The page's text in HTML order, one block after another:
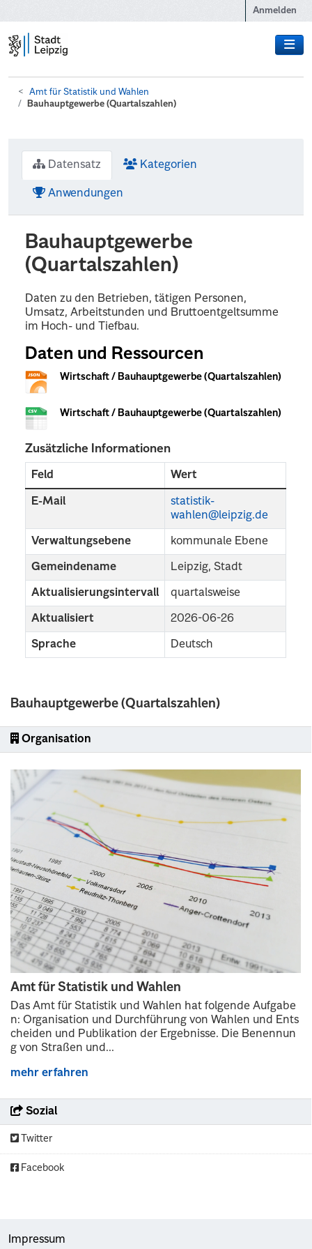
Anmelden
Amt für Statistik und Wahlen
Bauhauptgewerbe (Quartalszahlen)
Bauhauptgewerbe (Quartalszahlen)
Organisation
Amt für Statistik und Wahlen
Das Amt für Statistik und Wahlen hat folgende Aufgabe
n: Organisation und Durchführung von Wahlen und Ents
cheiden und Publikation der Ergebnisse. Die Benennun
g von Straßen und...
mehr erfahren
Sozial
Twitter
Facebook
Datensatz Kategorien
Anwendungen
Bauhauptgewerbe
(Quartalszahlen)
Daten zu den Betrieben, tätigen Personen,
Umsatz, Arbeitstunden und Bruttoentgeltsumme
im Hoch- und Tiefbau.
Daten und Ressourcen
Wirtschaft / Bauhauptgewerbe (Quartalszahlen)
Wirtschaft / Bauhauptgewerbe (Quartalszahlen)
Zusätzliche Informationen
Feld Wert
E-Mail
statistik-
wahlen@leipzig.de
Verwaltungsebene kommunale Ebene
Gemeindename Leipzig, Stadt
Aktualisierungsintervall quartalsweise
Aktualisiert 2026-06-26
Sprache Deutsch
Impressum